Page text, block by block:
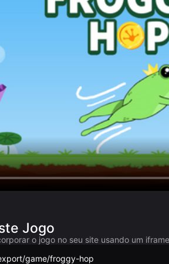
Jogo
o jogo no seu site usando um iframe
game/froggy-hop